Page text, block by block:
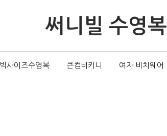
써니빌 수영복
빅사이즈수영복 큰컵비키니 여자 비치웨어